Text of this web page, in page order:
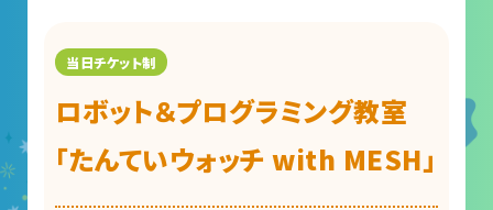
ロボット＆プログラミング教室
「たんていウォッチ with MESH」